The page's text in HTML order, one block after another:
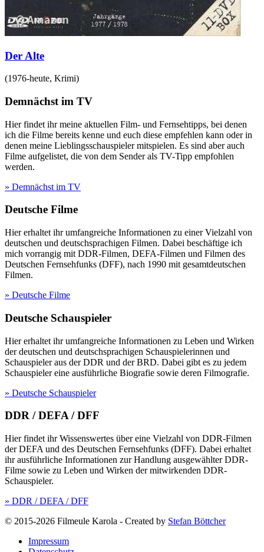
Der Alte
(1976-heute, Krimi)
Demnächst im TV
Hier findet ihr meine aktuellen Film- und Fernsehtipps, bei denen
ich die Filme bereits kenne und euch diese empfehlen kann oder in
denen meine Lieblingsschauspieler mitspielen. Es sind aber auch
Filme aufgelistet, die von dem Sender als TV-Tipp empfohlen
werden.
» Demnächst im TV
Deutsche Filme
Hier erhaltet ihr umfangreiche Informationen zu einer Vielzahl von
deutschen und deutschsprachigen Filmen. Dabei beschäftige ich
mich vorrangig mit DDR-Filmen, DEFA-Filmen und Filmen des
Deutschen Fernsehfunks (DFF), nach 1990 mit gesamtdeutschen
Filmen.
» Deutsche Filme
Deutsche Schauspieler
Hier erhaltet ihr umfangreiche Informationen zu Leben und Wirken
der deutschen und deutschsprachigen Schauspielerinnen und
Schauspieler aus der DDR und der BRD. Dabei gibt es zu jedem
Schauspieler eine ausführliche Biografie sowie deren Filmografie.
» Deutsche Schauspieler
DDR / DEFA / DFF
Hier findet ihr Wissenswertes über eine Vielzahl von DDR-Filmen
der DEFA und des Deutschen Fernsehfunks (DFF). Dabei erhaltet
ihr ausführliche Informationen zur Handlung ausgewählter DDR-
Filme sowie zu Leben und Wirken der mitwirkenden DDR-
Schauspieler.
» DDR / DEFA / DFF
© 2015-2026 Filmeule Karola - Created by Stefan Böttcher
Impressum